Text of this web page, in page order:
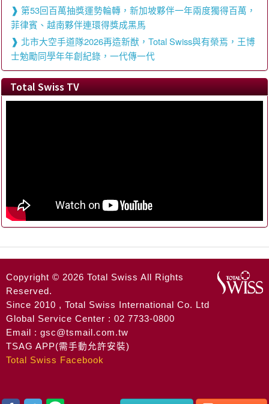
第53回百萬抽獎運勢輪轉，新加坡夥伴一年兩度獨得百萬，
菲律賓、越南夥伴連環得獎成黑馬
北市大空手道隊2026再造新猷，Total Swiss與有榮焉，王博
士勉勵同學年年創紀錄，一代傳一代
Total Swiss TV
Copyright © 2026 Total Swiss All Rights
Reserved.
Since 2010 , Total Swiss International Co. Ltd
Global Service Center : 02 7733-0800
Email : gsc@tsmail.com.tw
TSAG APP(需手動允許安裝)
Total Swiss Facebook